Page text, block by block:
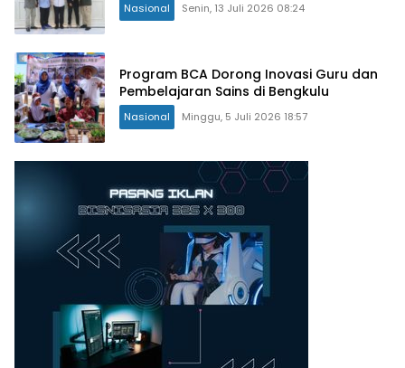
Nasional Senin, 13 Juli 2026 08:24
Program BCA Dorong Inovasi Guru dan
Pembelajaran Sains di Bengkulu
Nasional Minggu, 5 Juli 2026 18:57